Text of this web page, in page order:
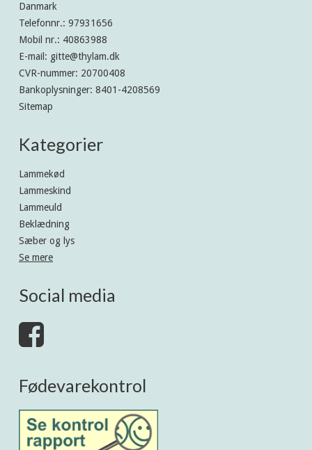
Danmark
Telefonnr.: 97931656
Mobil nr.: 40863988
E-mail : gitte@thylam.dk
CVR-nummer: 20700408
Bankoplysninger: 8401-4208569
Sitemap
Kategorier
Lammekød
Lammeskind
Lammeuld
Beklædning
Sæber og lys
Se mere
Social media
Fødevarekontrol